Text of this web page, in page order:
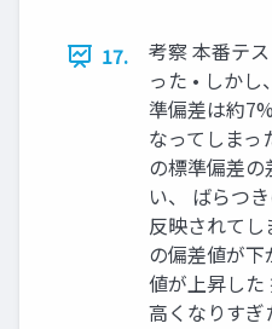
17.
考察 本番テ
った • しか
準偏差は約
なってしまっ
の標準偏差
い、 ばらつ
反映されてし
の偏差値が
値が上昇した
高くなりすぎ